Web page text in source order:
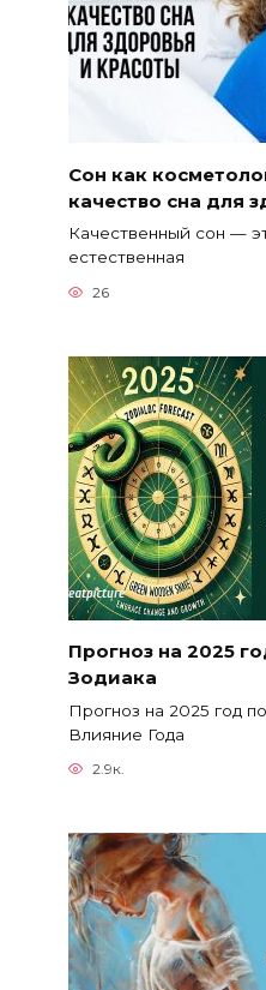
Сон как
качество сна для
Качественный сон —
естественная
26
Прогноз на 2025
Зодиака
Прогноз на 2025 год
Влияние Года
2.9к.